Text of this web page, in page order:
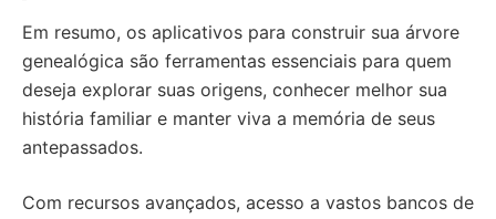
Em resumo, os aplicativos para construir sua árvore
genealógica são ferramentas essenciais para quem
deseja explorar suas origens, conhecer melhor sua
história familiar e manter viva a memória de seus
antepassados.
Com recursos avançados, acesso a vastos bancos de